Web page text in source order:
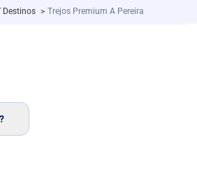
Destinos > Trejos Premium A Pereira